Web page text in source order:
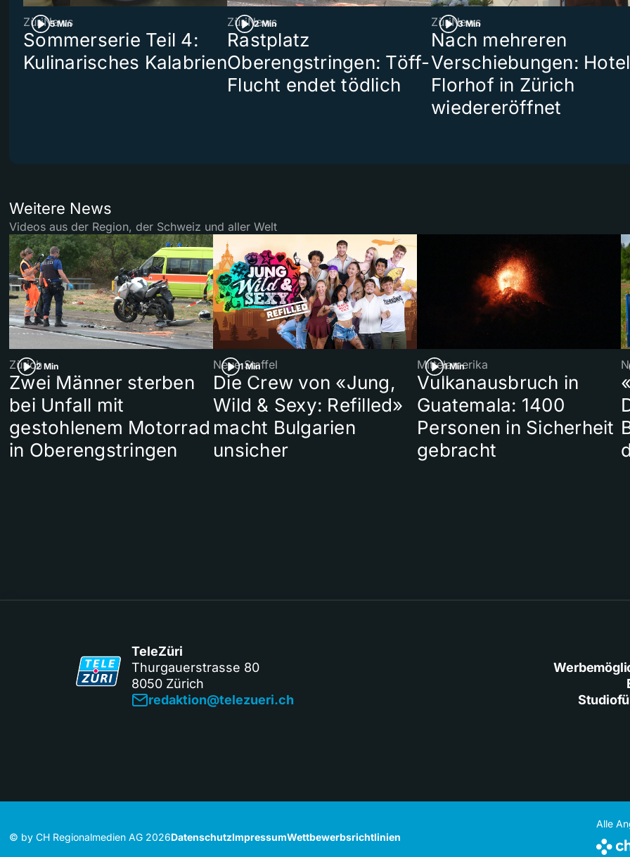
5 Min
ZüriNews
Sommerserie Teil 4:
Kulinarisches Kalabrien
2 Min
ZüriNews
Rastplatz
Oberengstringen: Töff-
Flucht endet tödlich
3 Min
ZüriNews
Nach mehreren
Verschiebungen: Hotel
Florhof in Zürich
wiedereröffnet
Weitere News
Videos aus der Region, der Schweiz und aller Welt
2 Min
Zürich
Zwei Männer sterben
bei Unfall mit
gestohlenem Motorrad
in Oberengstringen
1 Min
Neue Staffel
Die Crew von «Jung,
Wild & Sexy: Refilled»
macht Bulgarien
unsicher
1 Min
Mittelamerika
Vulkanausbruch in
Guatemala: 1400
Personen in Sicherheit
gebracht
TeleZüri
Thurgauerstrasse 80
8050 Zürich
redaktion@telezueri.ch
© by CH Regionalmedien AG 2026DatenschutzImpressumWettbewerbsrichtlinien
Alle